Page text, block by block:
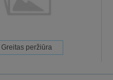
Greitas peržiūra